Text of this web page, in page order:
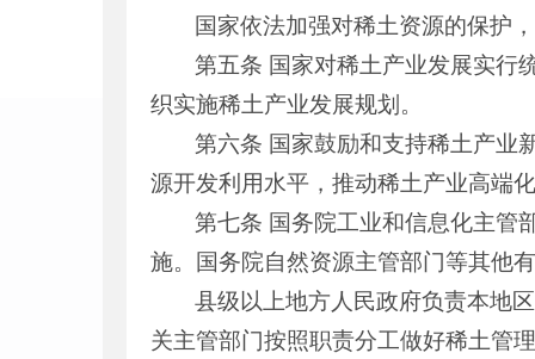
国家依法加强对稀土资源的保护
第五条 国家对稀土产业发展实行
织实施稀土产业发展规划。
第六条 国家鼓励和支持稀土产业
源开发利用水平，推动稀土产业高端
第七条 国务院工业和信息化主管
施。国务院自然资源主管部门等其他
县级以上地方人民政府负责本地
关主管部门按照职责分工做好稀土管